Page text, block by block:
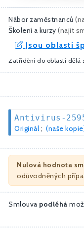
Nábor zaměstnanců (
Školení a kurzy (najít
Jsou oblasti
Zatřídění do oblastí dělá
Antivirus-
Originál ; (naše
Nulová hodnota
odůvodněných
Smlouva podléhá